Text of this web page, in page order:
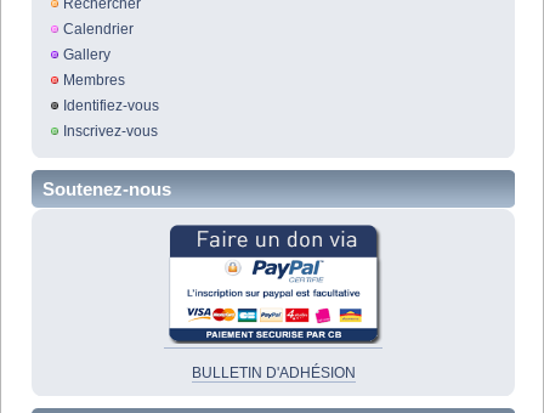
Rechercher
Calendrier
Gallery
Membres
Identifiez-vous
Inscrivez-vous
Soutenez-nous
BULLETIN D'ADHÉSION